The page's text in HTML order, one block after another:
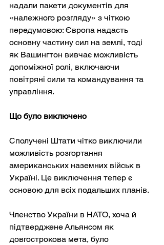
надали пакети документів для
«належного розгляду» з чіткою
передумовою: Європа надасть
основну частину сил на землі, тоді
як Вашингтон вивчає можливість
допоміжної ролі, включаючи
повітряні сили та командування та
управління.
Що було виключено
Сполучені Штати чітко виключили
можливість розгортання
американських наземних військ в
Україні. Це виключення тепер є
основою для всіх подальших планів.
Членство України в НАТО, хоча й
підтверджене Альянсом як
довгострокова мета, було